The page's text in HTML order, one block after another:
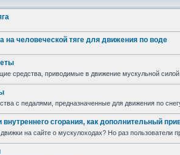
на человеческой тяге для движения по воде
средства, приводимые в движение мускульной силой
с педалями, предназначенные для движения по
внутреннего сгорания, как дополнительный
на сайте о мускулоходах? Но раз пользователи